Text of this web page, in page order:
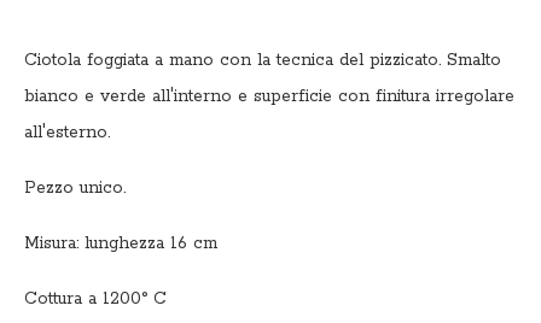
Ciotola foggiata a mano con la tecnica del pizzicato. Smalto
bianco e verde all'interno e superficie con finitura irregolare
all'esterno.
Pezzo unico.
Misura: lunghezza 16 cm
Cottura a 1200° C